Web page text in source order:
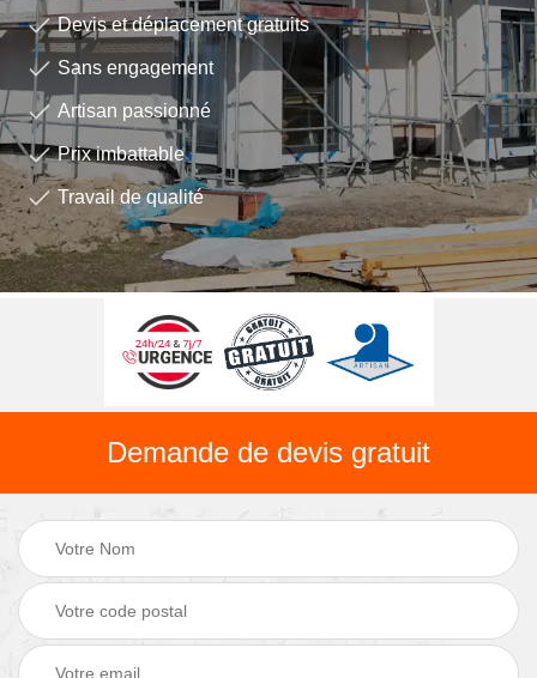
Devis et déplacement gratuits
Sans engagement
Artisan passionné
Prix imbattable
Travail de qualité
Demande de devis gratuit